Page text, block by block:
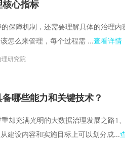
心指标
保障机制，还需要理解具体的治理
怎么来管理，每个过程需 ...查看详情
研究院
哪些能力和关键技术？
却充满光明的大数据治理发展之路1
建设内容和实施目标上可以划分成...